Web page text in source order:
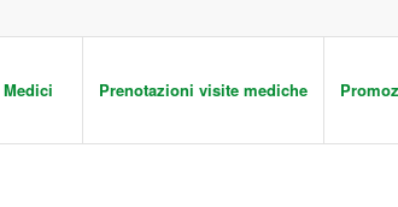
Medici Prenotazioni visite mediche